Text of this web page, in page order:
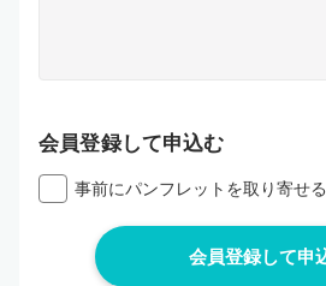
会員登録して申込む
事前にパンフレットを取り寄せる